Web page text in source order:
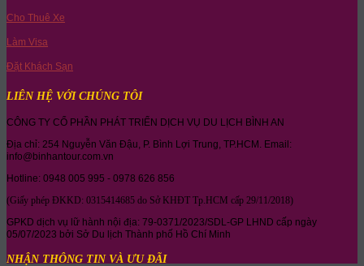
Cho Thuê Xe
Làm Visa
Đặt Khách Sạn
LIÊN HỆ VỚI CHÚNG TÔI
CÔNG TY CỔ PHẦN PHÁT TRIỂN DỊCH VỤ DU LỊCH BÌNH AN
Địa chỉ: 254 Nguyễn Văn Đậu, P. Bình Lợi Trung, TP.HCM. Email:
info@binhantour.com.vn
Hotline: 0948 005 995 - 0978 626 856
(Giấy phép ĐKKD: 0315414685 do Sở KHĐT Tp.HCM cấp 29/11/2018)
GPKD dịch vụ lữ hành nội địa: 79-0371/2023/SDL-GP LHND cấp ngày
05/07/2023 bởi Sở Du lịch Thành phố Hồ Chí Minh
NHẬN THÔNG TIN VÀ ƯU ĐÃI